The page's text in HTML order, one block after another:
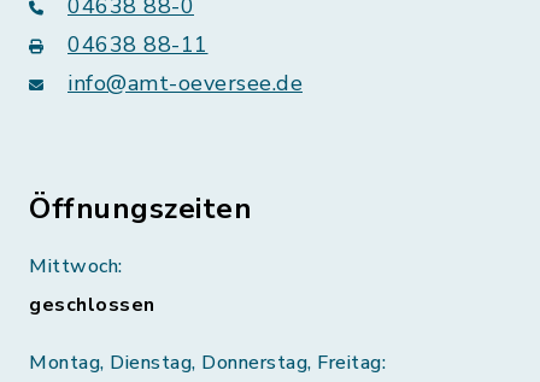
04638 88-0
04638 88-11
info@amt-oeversee.de
Öffnungszeiten
Mittwoch:
geschlossen
Montag, Dienstag, Donnerstag, Freitag: